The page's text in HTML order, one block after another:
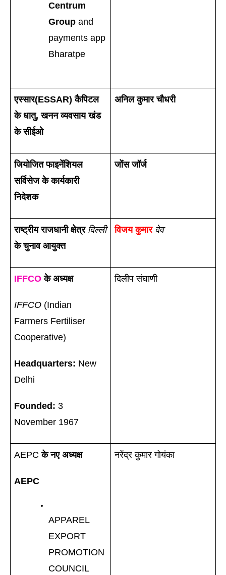
Centrum
Group and
payments app
Bharatpe
एस्सार(ESSAR) कैपिटल
के धातु, खनन व्यवसाय खंड
के सीईओ
अनिल कुमार चौधरी
जियोजित फाइनेंशियल
सर्विसेज के कार्यकारी
निदेशक
जोंस जॉर्ज
राष्ट्रीय राजधानी क्षेत्र दिल्ली
के चुनाव आयुक्त
विजय कुमार देव
IFFCO के अध्यक्ष
IFFCO (Indian
Farmers Fertiliser
Cooperative)
Headquarters: New
Delhi
Founded: 3
November 1967
दिलीप संघाणी
AEPC के नए अध्यक्ष
AEPC
APPAREL
EXPORT
PROMOTION
COUNCIL
नरेंद्र कुमार गोयंका